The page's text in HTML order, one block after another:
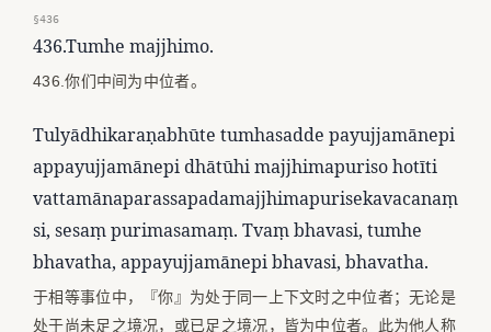
§436
436.Tumhe majjhimo.
436.你们中间为中位者。
Tulyādhikaraṇabhūte tumhasadde payujjamānepi
appayujjamānepi dhātūhi majjhimapuriso hotīti
vattamānaparassapadamajjhimapurisekavacanaṃ
si, sesaṃ purimasamaṃ. Tvaṃ bhavasi, tumhe
bhavatha, appayujjamānepi bhavasi, bhavatha.
于相等事位中，『你』为处于同一上下文时之中位者；无论是
处于尚未足之境况，或已足之境况，皆为中位者。此为他人称